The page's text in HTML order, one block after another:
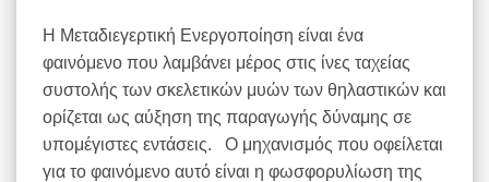
Η Μεταδιεγερτική Ενεργοποίηση είναι ένα
φαινόμενο που λαμβάνει μέρος στις ίνες ταχείας
συστολής των σκελετικών μυών των θηλαστικών και
ορίζεται ως αύξηση της παραγωγής δύναμης σε
υπομέγιστες εντάσεις. Ο μηχανισμός που οφείλεται
για το φαινόμενο αυτό είναι η φωσφορυλίωση της